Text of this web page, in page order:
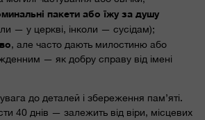
пакети або їжу за душу
— у церкві, інколи — сусідам);
, але часто дають милостиню або
— як добру справу від імені
до деталей і збереження пам’яті.
40 днів — залежить від віри, місцевих